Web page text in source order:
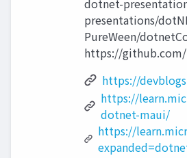
dotnet-
presentations/
PureWeen/
https://github.com/
https://
https://
dotnet-maui/
https://